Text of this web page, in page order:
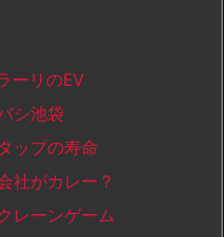
ーリのEV
シ池袋
ップの寿命
がカレー？
レーンゲーム